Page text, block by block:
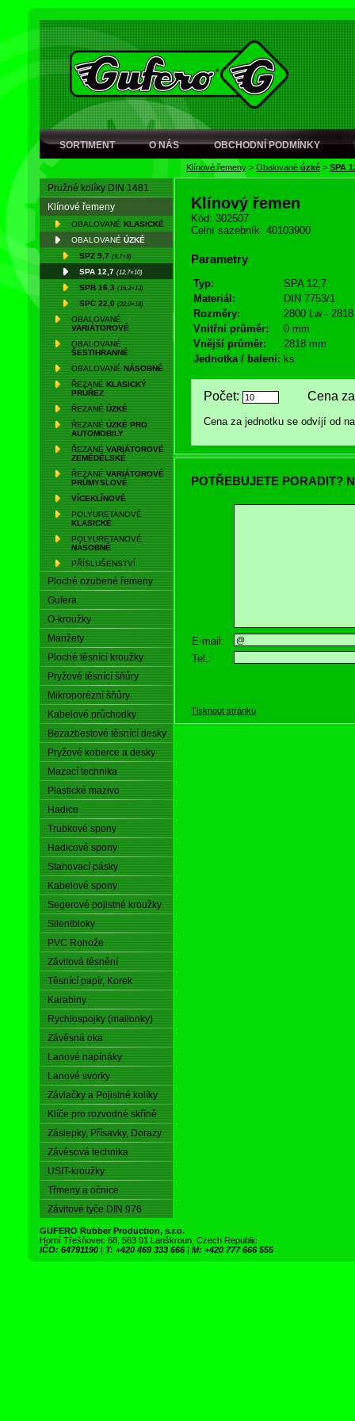
SORTIMENT O NÁS OBCHODNÍ PODMÍNKY
Klínové řemeny > Obalované úzké > SPA
Pružné kolíky DIN 1481
Klínové řemeny
OBALOVANÉ KLASICKÉ
OBALOVANÉ ÚZKÉ
SPZ 9,7 (9,7×8)
SPA 12,7 (12,7×10)
SPB 16,3 (16,3×13)
SPC 22,0 (22,0×18)
OBALOVANÉ
VARIÁTOROVÉ
OBALOVANÉ
ŠESTIHRANNÉ
OBALOVANÉ NÁSOBNÉ
ŘEZANÉ KLASICKÝ
PRŮŘEZ
ŘEZANÉ ÚZKÉ
ŘEZANÉ ÚZKÉ PRO
AUTOMOBILY
ŘEZANÉ VARIÁTOROVÉ
ZEMĚDĚLSKÉ
ŘEZANÉ VARIÁTOROVÉ
PRŮMYSLOVÉ
VÍCEKLÍNOVÉ
POLYURETANOVÉ
KLASICKÉ
POLYURETANOVÉ
NÁSOBNÉ
PŘÍSLUŠENSTVÍ
Ploché ozubené řemeny
Gufera
O-kroužky
Manžety
Ploché těsnící kroužky
Pryžové těsnící šňůry
Mikroporézní šňůry
Kabelové průchodky
Bezazbestové těsnící desky
Pryžové koberce a desky
Mazací technika
Plastické mazivo
Hadice
Trubkové spony
Hadicové spony
Stahovací pásky
Kabelové spony
Segerové pojistné kroužky
Silentbloky
PVC Rohože
Závitová těsnění
Těsnící papír, Korek
Karabiny
Rychlospojky (mailonky)
Závěsná oka
Lanové napínáky
Lanové svorky
Závlačky a Pojistné kolíky
Klíče pro rozvodné skříně
Záslepky, Přísavky, Dorazy
Závěsová technika
USIT-kroužky
Třmeny a očnice
Závitové tyče DIN 976
Klínový řemen
Kód: 302507
Celní sazebník: 40103900
Parametry
Typ:
SPA 12,7
Materiál:
DIN 7753/1
Rozměry:
2800 Lw -
Vnitřní průměr:
0 mm
Vnější průměr:
2818 mm
Jednotka / balení: ks
Počet: Cena za
Cena za jednotku se odvíjí od
POTŘEBUJETE PORADIT?
E-mail:
Tel.:
Tisknout stránku
GUFERO Rubber Production, s.r.o.
Horní Třešňovec 68, 563 01 Lanškroun, Czech Republic
IČO: 64791190 | T: +420 469 333 666 | M: +420 777 666 555